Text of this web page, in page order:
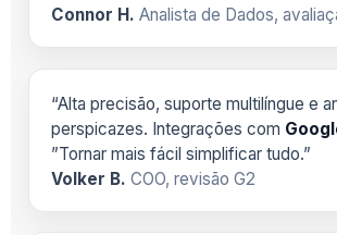
Connor H. Analista de Dados,
“Alta precisão, suporte multilíngue e
perspicazes. Integrações com
”Tornar mais fácil simplificar tudo.”
Volker B. COO, revisão G2